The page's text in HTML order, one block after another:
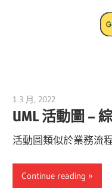
1 3 月, 2022
UML 活動圖 –
活動圖類似於業務流
Continue reading